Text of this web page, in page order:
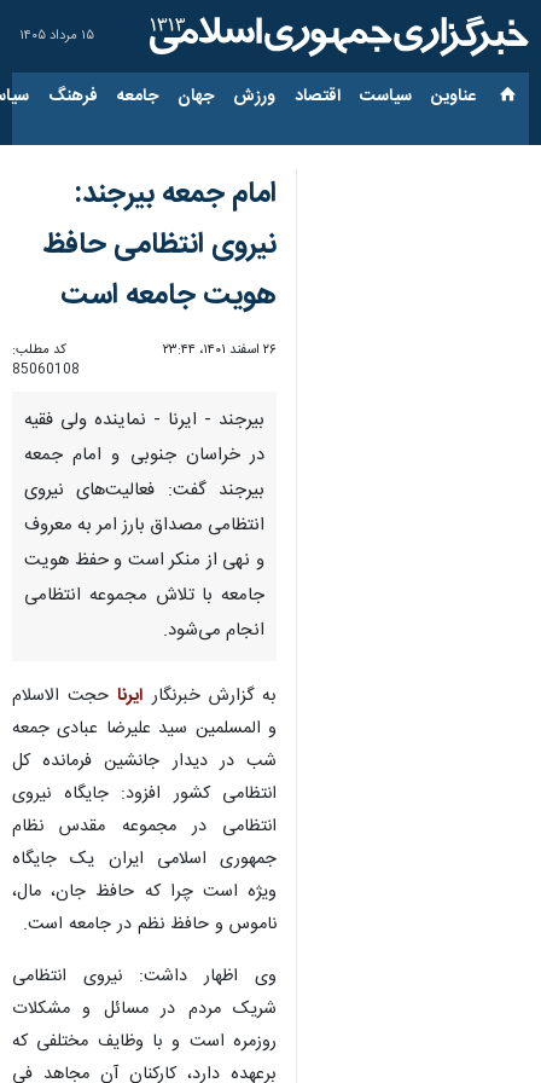
۱۵ مرداد ۱۴۰۵
عناوین‌ سیاست اقتصاد ورزش جهان جامعه فرهنگ
امام جمعه بیرجند:
نیروی انتظامی حافظ
هویت جامعه است
۲۶ اسفند ۱۴۰۱، ۲۳:۴۴
کد مطلب:
85060108
بیرجند - ایرنا - نماینده ولی فقیه
در خراسان جنوبی و امام جمعه
بیرجند گفت: فعالیت‌های نیروی
انتظامی مصداق بارز امر به معروف
و نهی از منکر است و حفظ هویت
جامعه با تلاش مجموعه انتظامی
انجام می‌شود.
به گزارش خبرنگار ایرناحجت الاسلام
و المسلمین سید علیرضا عبادی جمعه
شب در دیدار جانشین فرمانده کل
انتظامی کشور افزود: جایگاه نیروی
انتظامی در مجموعه مقدس نظام
جمهوری اسلامی ایران یک جایگاه
ویژه است چرا که حافظ جان، مال،
ناموس و حافظ نظم در جامعه است.
وی اظهار داشت: نیروی انتظامی
شریک مردم در مسائل و مشکلات
روزمره است و با وظایف مختلفی که
برعهده دارد، کارکنان آن مجاهد فی